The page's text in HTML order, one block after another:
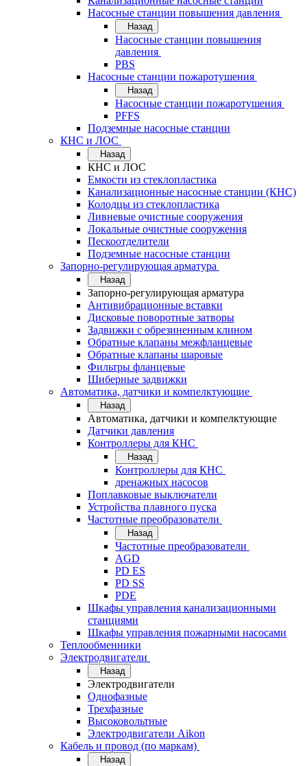
Насосные станции повышения давления
Назад
Насосные станции повышения
давления
PBS
Насосные станции пожаротушения
Назад
Насосные станции пожаротушения
PFFS
Подземные насосные станции
КНС и ЛОС
Назад
КНС и ЛОС
Емкости из стеклопластика
Канализационные насосные станции (КНС)
Колодцы из стеклопластика
Ливневые очистные сооружения
Локальные очистные сооружения
Пескоотделители
Подземные насосные станции
Запорно-регулирующая арматура
Назад
Запорно-регулирующая арматура
Антивибрационные вставки
Дисковые поворотные затворы
Задвижки с обрезиненным клином
Обратные клапаны межфланцевые
Обратные клапаны шаровые
Фильтры фланцевые
Шиберные задвижки
Автоматика, датчики и компелктующие
Назад
Автоматика, датчики и компелктующие
Датчики давления
Контроллеры для КНС
Назад
Контроллеры для КНС
дренажных насосов
Поплавковые выключатели
Устройства плавного пуска
Частотные преобразователи
Назад
Частотные преобразователи
AGD
PD ES
PD SS
PDE
Шкафы управления канализационными
станциями
Шкафы управления пожарными насосами
Теплообменники
Электродвигатели
Назад
Электродвигатели
Однофазные
Трехфазные
Высоковольтные
Электродвигатели Aikon
Кабель и провод (по маркам)
Назад